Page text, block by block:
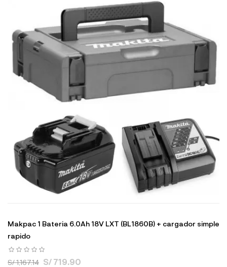
Makpac 1 Bateria 6.0Ah 18V LXT (BL1860B) + cargador simple
rapido
S/ 1,167.14 S/ 719.90